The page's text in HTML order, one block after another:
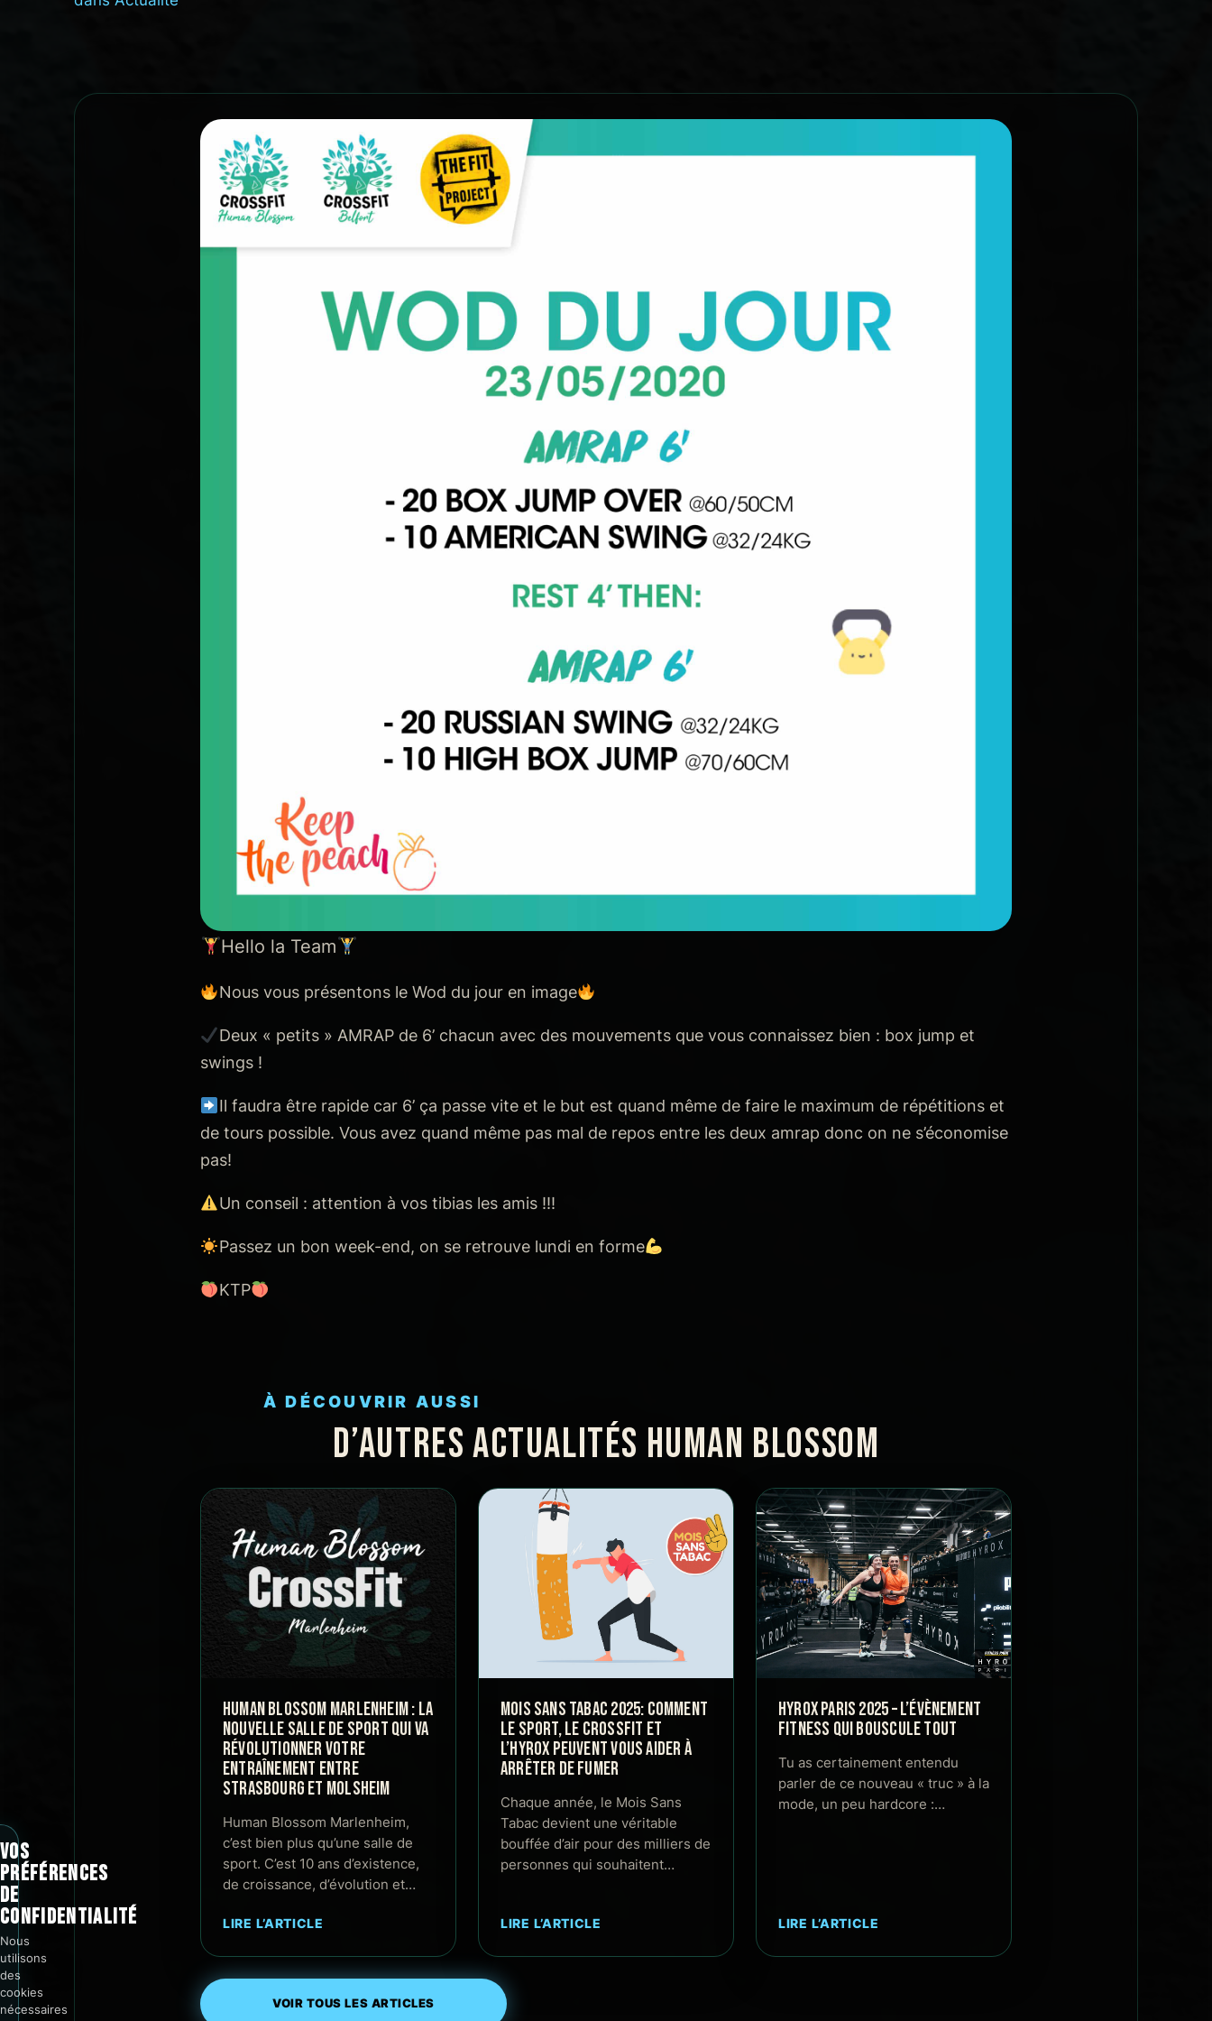
Hello la Team
Nous vous présentons le Wod du jour en image
Deux « petits » AMRAP de 6’ chacun avec des mouvements que vous connaissez bien : box jump et
swings !
Il faudra être rapide car 6’ ça passe vite et le but est quand même de faire le maximum de répétitions et
de tours possible. Vous avez quand même pas mal de repos entre les deux amrap donc on ne s’économise
pas!
Un conseil : attention à vos tibias les amis !!!
Passez un bon week-end, on se retrouve lundi en forme
KTP
À DÉCOUVRIR AUSSI
D’AUTRES ACTUALITÉS HUMAN BLOSSOM
HUMAN BLOSSOM MARLENHEIM : LA
NOUVELLE SALLE DE SPORT QUI VA
RÉVOLUTIONNER VOTRE
ENTRAÎNEMENT ENTRE
STRASBOURG ET MOLSHEIM
Human Blossom Marlenheim,
c’est bien plus qu’une salle de
sport. C’est 10 ans d’existence,
de croissance, d’évolution et…
LIRE L’ARTICLE
MOIS SANS TABAC 2025: COMMENT
LE SPORT, LE CROSSFIT ET
L’HYROX PEUVENT VOUS AIDER À
ARRÊTER DE FUMER
Chaque année, le Mois Sans
Tabac devient une véritable
bouffée d’air pour des milliers de
personnes qui souhaitent…
LIRE L’ARTICLE
HYROX PARIS 2025 – L’ÉVÈNEMENT
FITNESS QUI BOUSCULE TOUT
Tu as certainement entendu
parler de ce nouveau « truc » à la
mode, un peu hardcore :…
LIRE L’ARTICLE
VOIR TOUS LES ARTICLES
VOS
PRÉFÉRENCES
DE
CONFIDENTIALITÉ
Nous
utilisons
des
cookies
nécessaires